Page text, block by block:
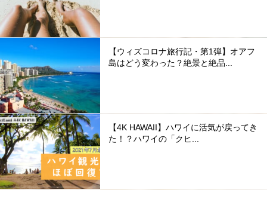
【ウィズコロナ旅行記・第1弾】オアフ
島はどう変わった？絶景と絶品...
【4K HAWAII】ハワイに活気が戻ってき
た！？ハワイの「クヒ...